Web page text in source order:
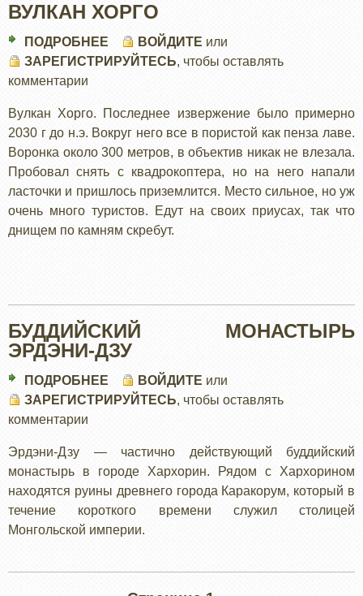
ВУЛКАН ХОРГО
ПОДРОБНЕЕ
ВУЛКАН
ВОЙДИТЕ или
ЗАРЕГИСТРИРУЙТЕСЬ, чтобы оставлять
комментарии
Вулкан Хорго. Последнее извержение было примерно
2030 г до н.э. Вокруг него все в пористой как пенза лаве.
Воронка около 300 метров, в объектив никак не влезала.
Пробовал снять с квадрокоптера, но на него напали
ласточки и пришлось приземлится. Место сильное, но уж
очень много туристов. Едут на своих приусах, так что
днищем по камням скребут.
БУДДИЙСКИЙ МОНАСТЫРЬ
ЭРДЭНИ-ДЗУ
ПОДРОБНЕЕ
БУДДИЙСКИЙ
ДЗУ
ВОЙДИТЕ или
ЗАРЕГИСТРИРУЙТЕСЬ, чтобы оставлять
комментарии
Эрдэни-Дзу — частично действующий буддийский
монастырь в городе Хархорин. Рядом с Хархорином
находятся руины древнего города Каракорум, который в
течение короткого времени служил столицей
Монгольской империи.